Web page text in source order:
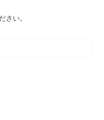
さい。